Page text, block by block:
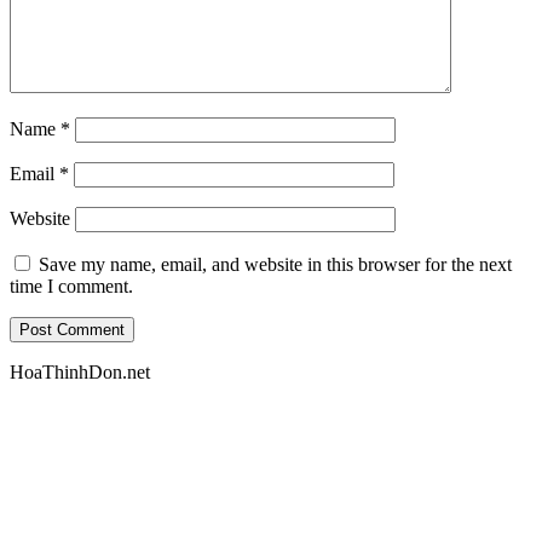
Name *
Email *
Website
Save my name, email, and website in this browser for the next
time I comment.
HoaThinhDon.net